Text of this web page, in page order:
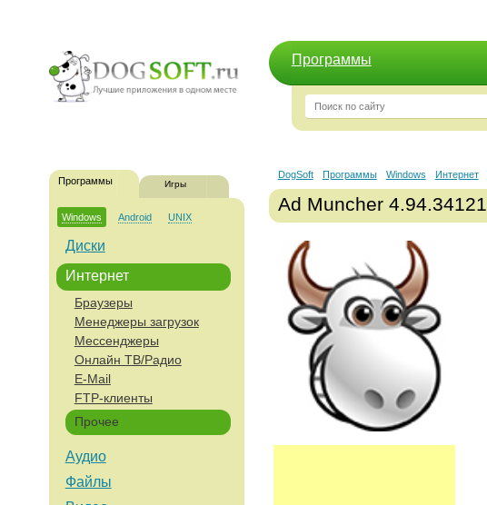
Программы
Программы Игры
Windows Android UNIX
Диски
Интернет
Браузеры
Менеджеры загрузок
Мессенджеры
Онлайн ТВ/Радио
E-Mail
FTP-клиенты
Прочее
Аудио
Файлы
DogSoft Программы Windows Интернет
Ad Muncher 4.94.34121